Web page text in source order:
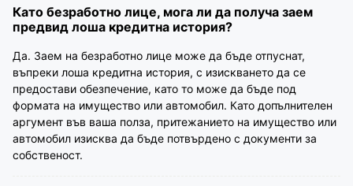
Като безработно лице, мога ли да получа заем
предвид лоша кредитна история?
Да. Заем на безработно лице може да бъде отпуснат,
въпреки лоша кредитна история, с изискването да се
предостави обезпечение, като то може да бъде под
формата на имущество или автомобил. Като допълнителен
аргумент във ваша полза, притежанието на имущество или
автомобил изисква да бъде потвърдено с документи за
собственост.